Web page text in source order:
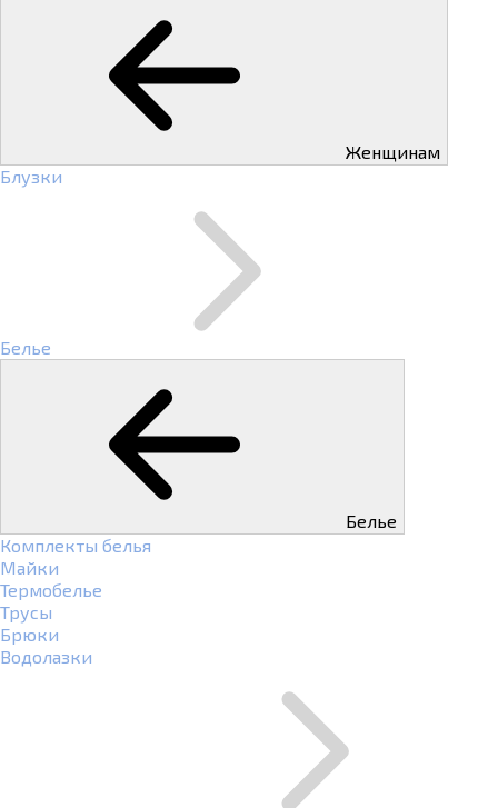
Женщинам
Блузки
Белье
Белье
Комплекты белья
Майки
Термобелье
Трусы
Брюки
Водолазки